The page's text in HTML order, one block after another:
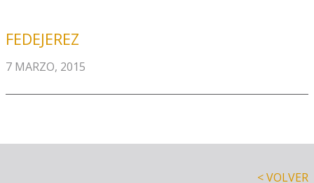
FEDEJEREZ
7 MARZO, 2015
< VOLVER